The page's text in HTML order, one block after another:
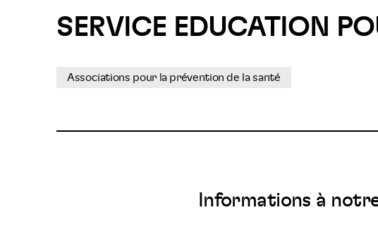
SERVICE EDUCATION
Associations pour la prévention de la santé
Informations à